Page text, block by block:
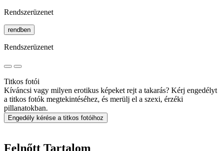
Rendszerüzenet
rendben
Rendszerüzenet
Titkos fotói
Kíváncsi vagy milyen erotikus képeket rejt a takarás? Kérj engedélyt
a titkos fotók megtekintéséhez, és merülj el a szexi, érzéki
pillanatokban.
Engedély kérése a titkos fotóihoz
Felnőtt Tartalom